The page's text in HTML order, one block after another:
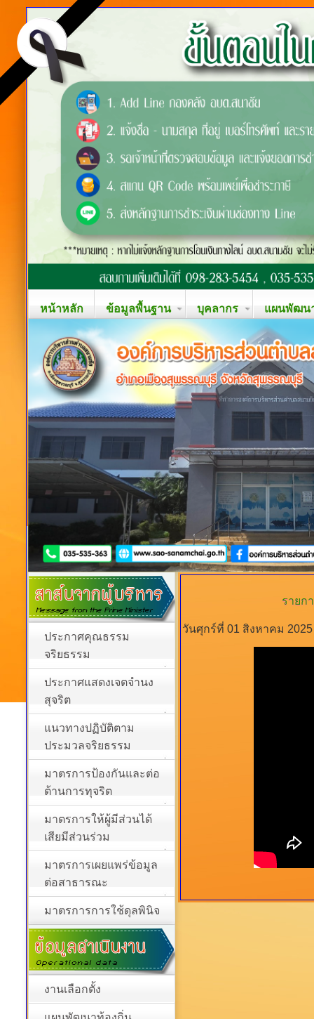
หน้าหลัก ข้อมูลพื้นฐาน บุคลากร แผนพัฒน
รายก
วันศุกร์ที่ 01 สิงหาคม 2025
ประกาศคุณธรรม
จริยธรรม
ประกาศแสดงเจตจำนง
สุจริต
แนวทางปฏิบัติตาม
ประมวลจริยธรรม
มาตรการป้องกันและต่อ
ต้านการทุจริต
มาตรการให้ผู้มีส่วนได้
เสียมีส่วนร่วม
มาตรการเผยแพร่ข้อมูล
ต่อสาธารณะ
มาตรการการใช้ดุลพินิจ
งานเลือกตั้ง